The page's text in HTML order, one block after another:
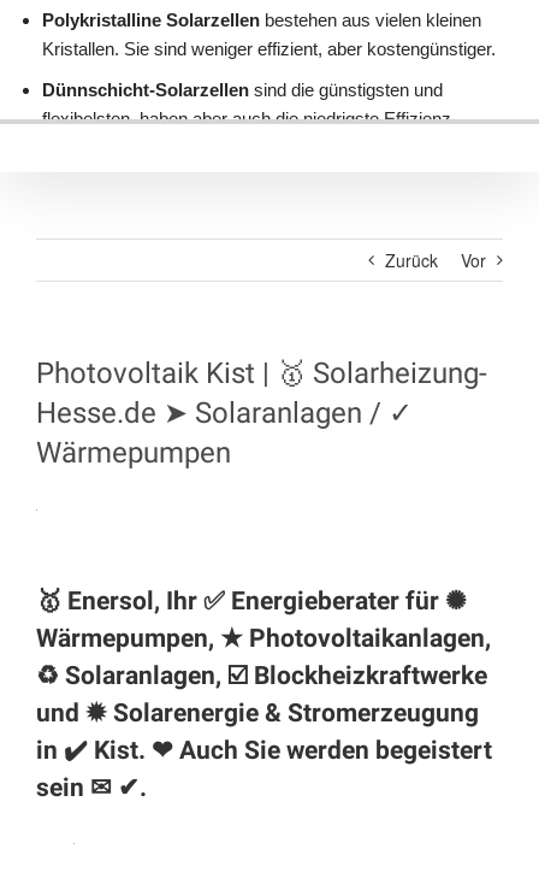
Zurück Vor
Photovoltaik Kist | 🥇 Solarheizung-
Hesse.de ➤ Solaranlagen / ✓
Wärmepumpen
🥇 Enersol, Ihr ✅ Energieberater für ✺
Wärmepumpen, ★ Photovoltaikanlagen,
♻ Solaranlagen, ☑️ Blockheizkraftwerke
und ✹ Solarenergie & Stromerzeugung
in ✔️ Kist. ❤ Auch Sie werden begeistert
sein ✉ ✔.